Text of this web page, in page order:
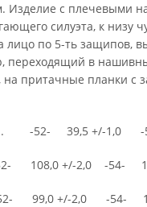
Изделие с плечевыми
силуэта, к
лицо по 5-ть защипов,
в
на притачные планки
/ см.. -52- 39,5
108,0 +/-2,0 -54-
99,0 +/-2,0 -54-